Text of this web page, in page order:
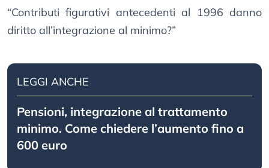
“Contributi figurativi antecedenti al 1996 danno
diritto all’integrazione al minimo?”
LEGGI ANCHE
Pensioni, integrazione al trattamento
minimo. Come chiedere l’aumento fino a
600 euro